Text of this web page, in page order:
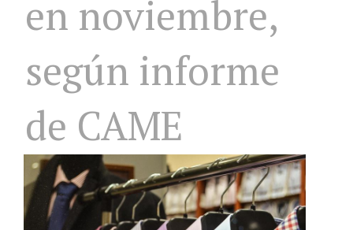
en noviembre,
según informe
de CAME